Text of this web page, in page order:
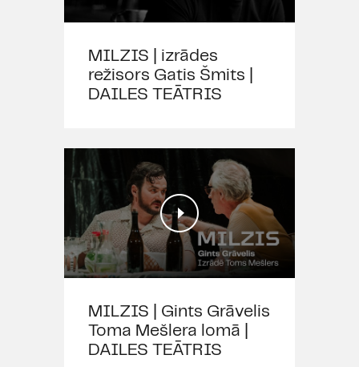
MILZIS | izrādes
režisors Gatis Šmits |
DAILES TEĀTRIS
MILZIS | Gints Grāvelis
Toma Mešlera lomā |
DAILES TEĀTRIS